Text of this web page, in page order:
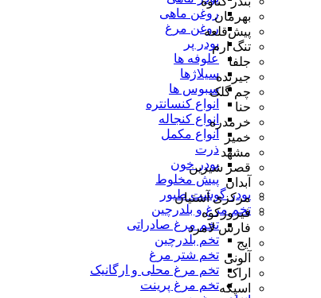
روغن ماهی
روغن مرغ
پودر پر
علوفه ها
سیلاژها
سبوس ها
انواع کنسانتره
انواع کنجاله
انواع مکمل
ذرت
پودر خون
پیش مخلوط
پودر گوشت طیور
تخم مرغ و بلدرچین
تخم مرغ صادراتی
تخم بلدرچین
تخم شتر مرغ
تخم مرغ محلی و ارگانیک
تخم مرغ پرینت
بهرمان
پیش‌قلعه
تنگ ارم
جلفا
جیرنده
چم گلک
حنا
خرمدره
خمیر
مشهد
قصر شیرین
آبدان
مرکزی آشتیان
فیروزکوه
فارس لامرد
ایج
آلونی
اراک
اسپکه